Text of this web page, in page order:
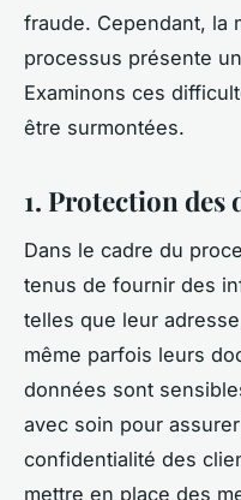
fraude. Cependant, la
processus présente
Examinons ces
être surmontées.
1. Protection des
Dans le cadre du
tenus de fournir des
telles que leur
même parfois leurs
données sont
avec soin pour
confidentialité des
mettre en place des